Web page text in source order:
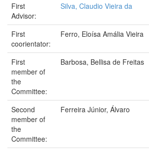
First
Advisor:
Silva, Claudio Vieira da
First
coorientator:
Ferro, Eloísa Amália Vieira
First
member of
the
Committee:
Barbosa, Bellisa de Freitas
Second
member of
the
Committee:
Ferreira Júnior, Álvaro